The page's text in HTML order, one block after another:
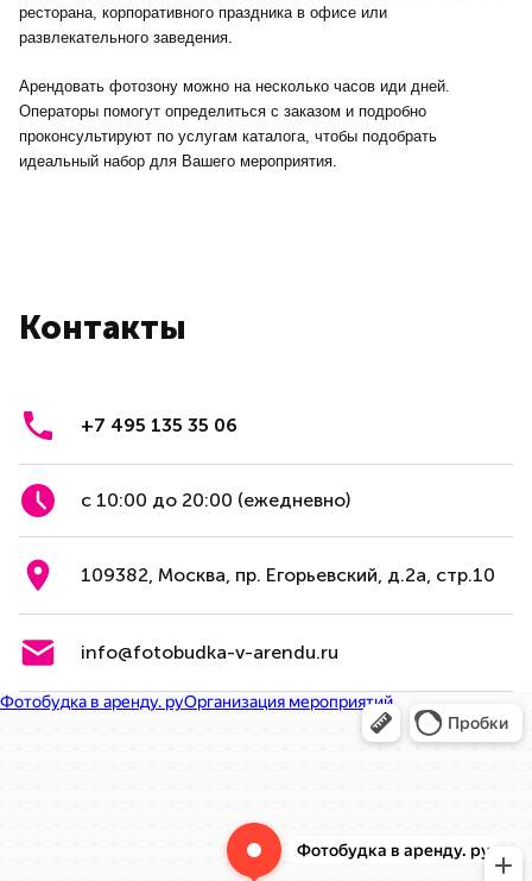
ресторана, корпоративного праздника в офисе или
развлекательного заведения.
Арендовать фотозону можно на несколько часов иди дней.
Операторы помогут определиться с заказом и подробно
проконсультируют по услугам каталога, чтобы подобрать
идеальный набор для Вашего мероприятия.
Контакты
+7 495 135 35 06
с 10:00 до 20:00 (ежедневно)
109382, Москва, пр. Егорьевский, д.2а, стр.10
info@fotobudka-v-arendu.ru